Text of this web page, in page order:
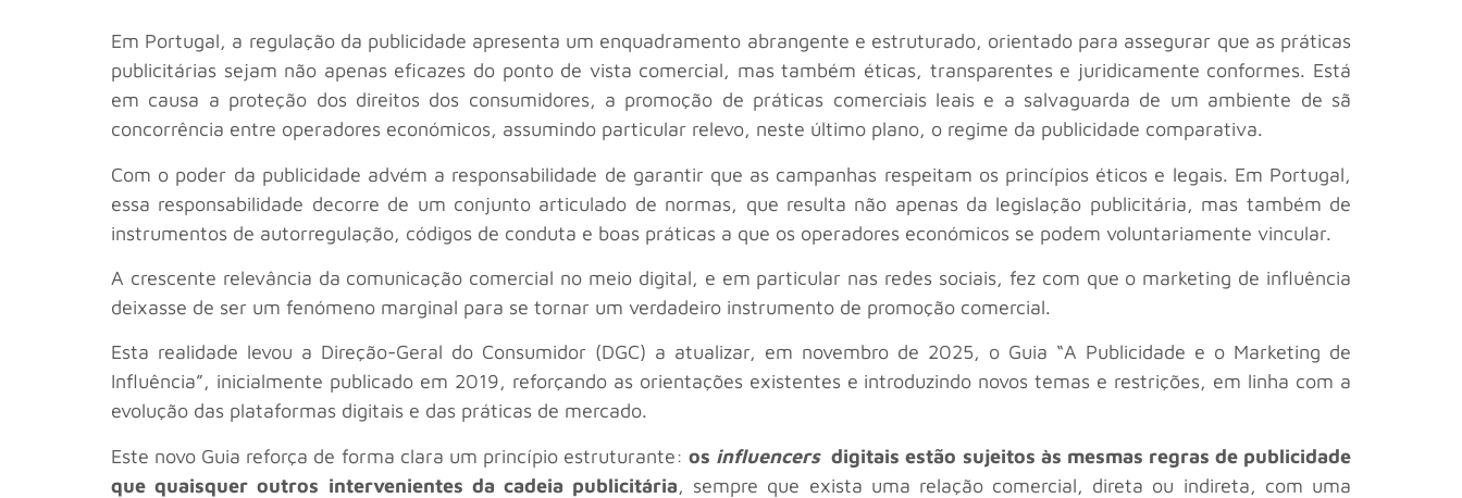
Em Portugal, a regulação da publicidade apresenta um enquadramento abrangente e estruturado, orientado para assegurar que as práticas
publicitárias sejam não apenas eficazes do ponto de vista comercial, mas também éticas, transparentes e juridicamente conformes. Está
em causa a proteção dos direitos dos consumidores, a promoção de práticas comerciais leais e a salvaguarda de um ambiente de sã
concorrência entre operadores económicos, assumindo particular relevo, neste último plano, o regime da publicidade comparativa.
Com o poder da publicidade advém a responsabilidade de garantir que as campanhas respeitam os princípios éticos e legais. Em Portugal,
essa responsabilidade decorre de um conjunto articulado de normas, que resulta não apenas da legislação publicitária, mas também de
instrumentos de autorregulação, códigos de conduta e boas práticas a que os operadores económicos se podem voluntariamente vincular.
A crescente relevância da comunicação comercial no meio digital, e em particular nas redes sociais, fez com que o marketing de influência
deixasse de ser um fenómeno marginal para se tornar um verdadeiro instrumento de promoção comercial.
Esta realidade levou a Direção-Geral do Consumidor (DGC) a atualizar, em novembro de 2025, o Guia “A Publicidade e o Marketing de
Influência”, inicialmente publicado em 2019, reforçando as orientações existentes e introduzindo novos temas e restrições, em linha com a
evolução das plataformas digitais e das práticas de mercado.
Este novo Guia reforça de forma clara um princípio estruturante: os influencersdigitais estão sujeitos às mesmas regras de publicidade
que quaisquer outros intervenientes da cadeia publicitária, sempre que exista uma relação comercial, direta ou indireta, com uma